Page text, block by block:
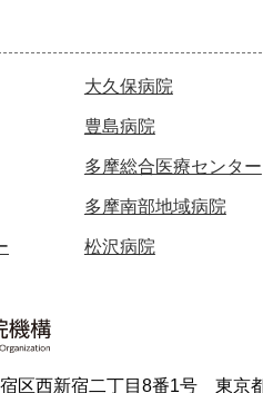
大久保病院
豊島病院
多摩総合医療センター
多摩南部地域病院
松沢病院
区西新宿二丁目8番1号 東京